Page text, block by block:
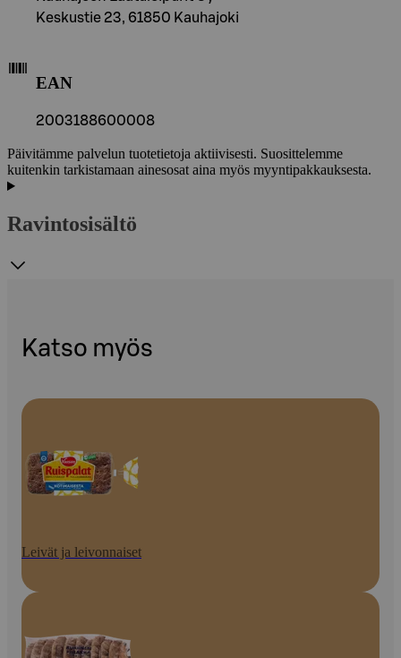
Keskustie 23, 61850 Kauhajoki
EAN
2003188600008
Päivitämme palvelun tuotetietoja aktiivisesti. Suosittelemme
kuitenkin tarkistamaan ainesosat aina myös myyntipakkauksesta.
Ravintosisältö
Katso myös
Leivät ja leivonnaiset